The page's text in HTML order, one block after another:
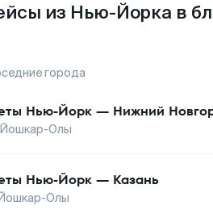
из Нью-Йорка в
города
Нью-Йорк — Нижний
Йошкар-Олы
Нью-Йорк — Казань
Олы